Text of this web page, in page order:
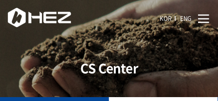
KOR ENG
CS Center